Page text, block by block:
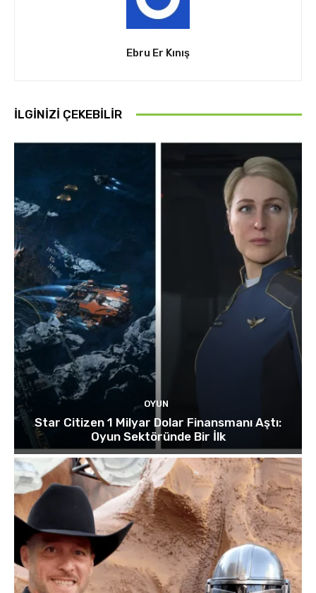
Ebru Er Kınış
İLGINIZI ÇEKEBILIR
OYUN
Star Citizen 1 Milyar Dolar Finansmanı Aştı:
Oyun Sektöründe Bir İlk